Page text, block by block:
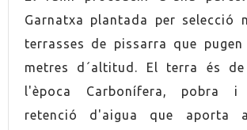
2019
ORIGEN Montsant
Garnatxa plantada per selecció
terrasses de pissarra que
metres d´altitud. El terra és
l'època Carbonífera, pobra i
retenció d'aigua que aporta